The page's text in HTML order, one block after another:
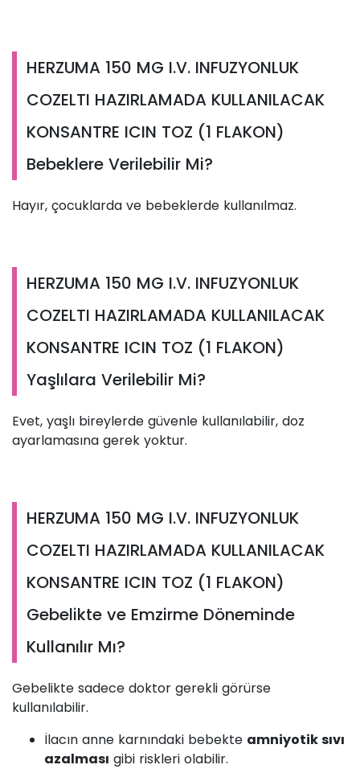
HERZUMA 150 MG I.V. INFUZYONLUK
COZELTI HAZIRLAMADA KULLANILACAK
KONSANTRE ICIN TOZ (1 FLAKON)
Bebeklere Verilebilir Mi?
Hayır, çocuklarda ve bebeklerde kullanılmaz.
HERZUMA 150 MG I.V. INFUZYONLUK
COZELTI HAZIRLAMADA KULLANILACAK
KONSANTRE ICIN TOZ (1 FLAKON)
Yaşlılara Verilebilir Mi?
Evet, yaşlı bireylerde güvenle kullanılabilir, doz
ayarlamasına gerek yoktur.
HERZUMA 150 MG I.V. INFUZYONLUK
COZELTI HAZIRLAMADA KULLANILACAK
KONSANTRE ICIN TOZ (1 FLAKON)
Gebelikte ve Emzirme Döneminde
Kullanılır Mı?
Gebelikte sadece doktor gerekli görürse
kullanılabilir.
İlacın anne karnındaki bebekte amniyotik sıvı
azalması gibi riskleri olabilir.